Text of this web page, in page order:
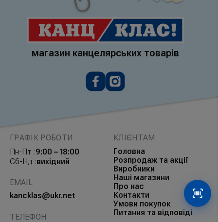
магазин канцелярських товарів
ГРАФІК РОБОТИ
Пн-Пт :9:00 – 18:00
Сб-Нд :вихідний
EMAIL
kancklas@ukr.net
ТЕЛЕФОН
КЛІЄНТАМ
Головна
Розпродаж та акції
Виробники
Наші магазини
Про нас
Контакти
Умови покупок
Питання та відповіді